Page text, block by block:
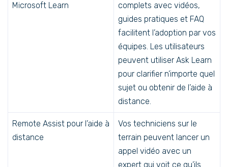
Microsoft Learn
complets avec vidéos,
guides pratiques et FAQ
facilitent l’adoption par vos
équipes. Les utilisateurs
peuvent utiliser Ask Learn
pour clarifier n’importe quel
sujet ou obtenir de l’aide à
distance.
Remote Assist pour l’aide à
distance
Vos techniciens sur le
terrain peuvent lancer un
appel vidéo avec un
expert qui voit ce qu’ils